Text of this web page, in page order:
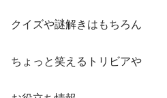
クイズや謎解きはもちろん
ちょっと笑えるトリビアや